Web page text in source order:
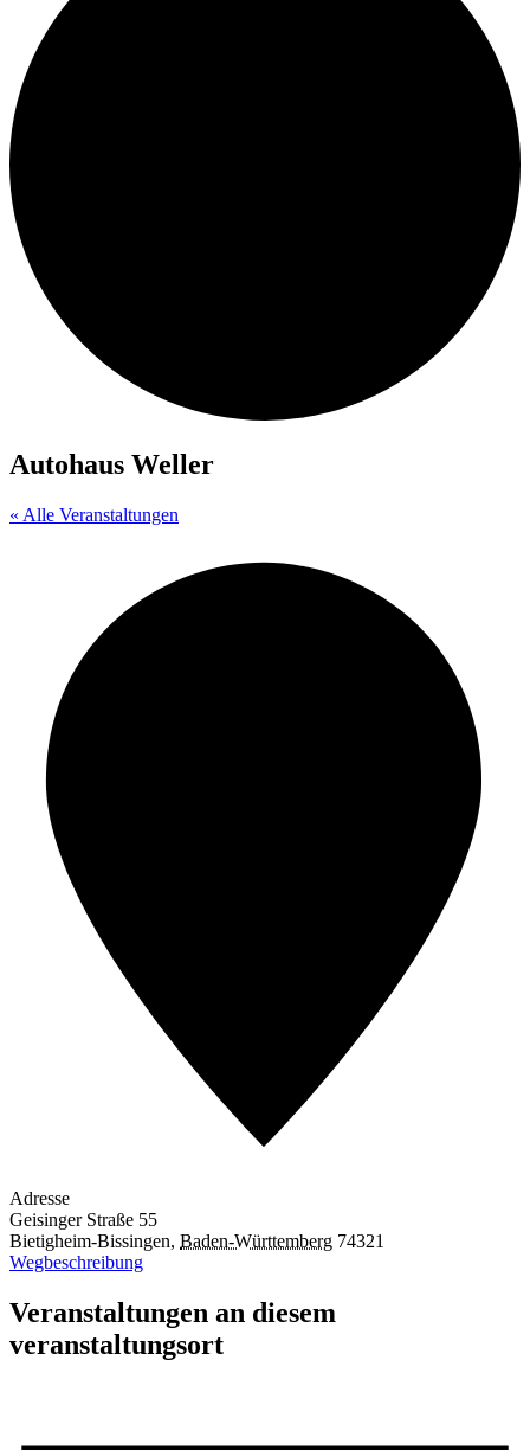
Autohaus Weller
« Alle Veranstaltungen
Adresse
Geisinger Straße 55
Bietigheim-Bissingen, Baden-Württemberg 74321
Wegbeschreibung
Veranstaltungen an diesem
veranstaltungsort